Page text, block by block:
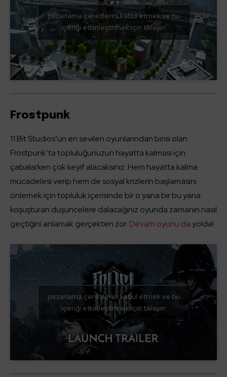
pazarlama çerezlerini kabul etmek ve bu
içeriği etkinleştirmek için tıklayın
Frostpunk
11 Bit Studios’un en sevilen oyunlarından birisi olan
Frostpunk’ta topluluğunuzun hayatta kalması için
çabalarken çok keyif alacaksınız. Hem hayatta kalma
mücadelesi verip hem de sosyal krizlerin başlamasını
önlemek için topluluk içerisinde bir o yana bir bu yana
koşuşturan düşüncelere dalacağınız oyunda zamanın nasıl
geçtiğini anlamak gerçekten zor. Devam oyunu da yolda!
pazarlama çerezlerini kabul etmek ve bu
içeriği etkinleştirmek için tıklayın